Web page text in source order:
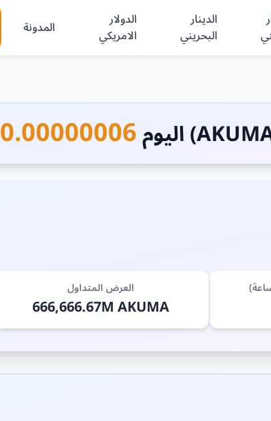
الدينار
البحريني
الدولار
الامريكي المدونة
0.00000006 دولار امريكي
العرض المتداول
666,666.67M AKUMA